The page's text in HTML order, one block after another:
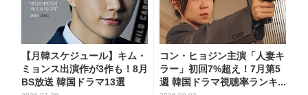
【月韓スケジュール】キム・
ミョンス出演作が3作も！8月
BS放送 韓国ドラマ13選
コン・ヒョジン主演「人妻キ
ラー」初回7%超え！7月第5
週 韓国ドラマ視聴率ランキ...